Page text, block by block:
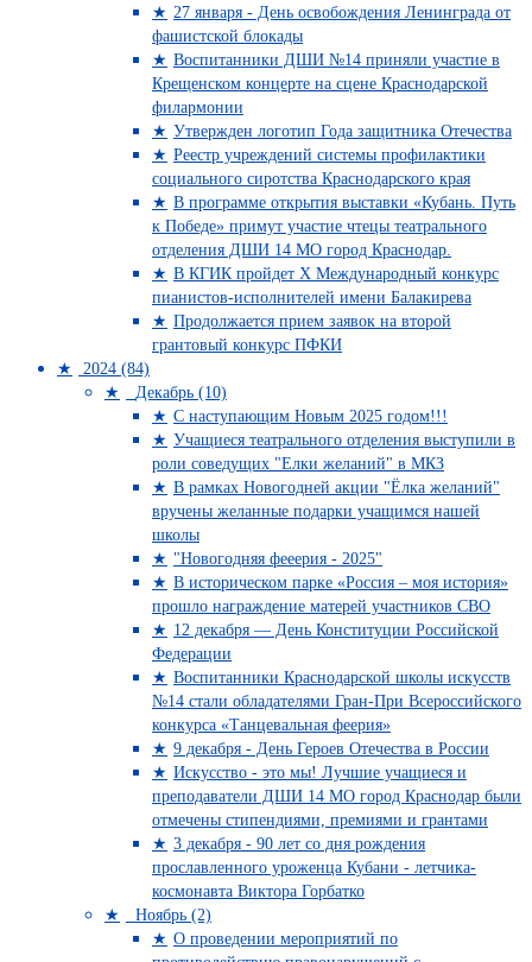
27 января - День освобождения Ленинграда от
фашистской блокады
Воспитанники ДШИ №14 приняли участие в
Крещенском концерте на сцене Краснодарской
филармонии
Утвержден логотип Года защитника Отечества
Реестр учреждений системы профилактики
социального сиротства Краснодарского края
В программе открытия выставки «Кубань. Путь
к Победе» примут участие чтецы театрального
отделения ДШИ 14 МО город Краснодар.
В КГИК пройдет Х Международный конкурс
пианистов-исполнителей имени Балакирева
Продолжается прием заявок на второй
грантовый конкурс ПФКИ
2024 (84)
Декабрь (10)
С наступающим Новым 2025 годом!!!
Учащиеся театрального отделения выступили в
роли соведущих "Елки желаний" в МКЗ
В рамках Новогодней акции "Ёлка желаний"
вручены желанные подарки учащимся нашей
школы
"Новогодняя фееерия - 2025"
В историческом парке «Россия – моя история»
прошло награждение матерей участников СВО
12 декабря — День Конституции Российской
Федерации
Воспитанники Краснодарской школы искусств
№14 стали обладателями Гран-При Всероссийского
конкурса «Танцевальная феерия»
9 декабря - День Героев Отечества в России
Искусство - это мы! Лучшие учащиеся и
преподаватели ДШИ 14 МО город Краснодар были
отмечены стипендиями, премиями и грантами
3 декабря - 90 лет со дня рождения
прославленного уроженца Кубани - летчика-
космонавта Виктора Горбатко
Ноябрь (2)
О проведении мероприятий по